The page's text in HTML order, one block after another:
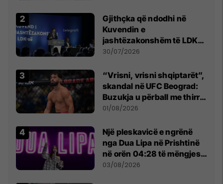
Gjithçka që ndodhi në
Kuvendin e
jashtëzakonshëm të LDK-
së
30/07/2026
“Vrisni, vrisni shqiptarët”,
skandal në UFC Beograd:
Buzukja u përball me thirrje
anti-shqiptare nga
01/08/2026
Një pleskavicë e ngrënë
nga Dua Lipa në Prishtinë
në orën 04:28 të mëngjesit
- dhe bota digjitale serbe
03/08/2026